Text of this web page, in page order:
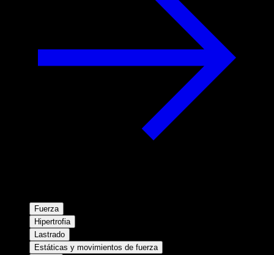
Fuerza
Hipertrofia
Lastrado
Estáticas y movimientos de fuerza